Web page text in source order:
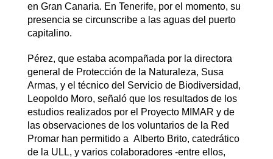
en Gran Canaria. En Tenerife, por el momento, su
presencia se circunscribe a las aguas del puerto
capitalino.
Pérez, que estaba acompañada por la directora
general de Protección de la Naturaleza, Susa
Armas, y el técnico del Servicio de Biodiversidad,
Leopoldo Moro, señaló que los resultados de los
estudios realizados por el Proyecto MIMAR y de
las observaciones de los voluntarios de la Red
Promar han permitido a Alberto Brito, catedrático
de la ULL, y varios colaboradores -entre ellos,